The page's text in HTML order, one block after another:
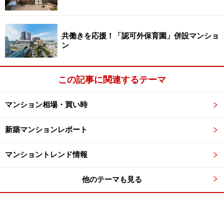
共働きを応援！「認可外保育園」併設マンショ
ン
この記事に関連するテーマ
マンション相場・買い時
新築マンションレポート
マンショントレンド情報
他のテーマも見る